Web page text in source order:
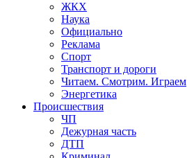
ЖКХ
Наука
Официально
Реклама
Спорт
Транспорт и дороги
Читаем. Смотрим. Играем
Энергетика
Происшествия
ЧП
Дежурная часть
ДТП